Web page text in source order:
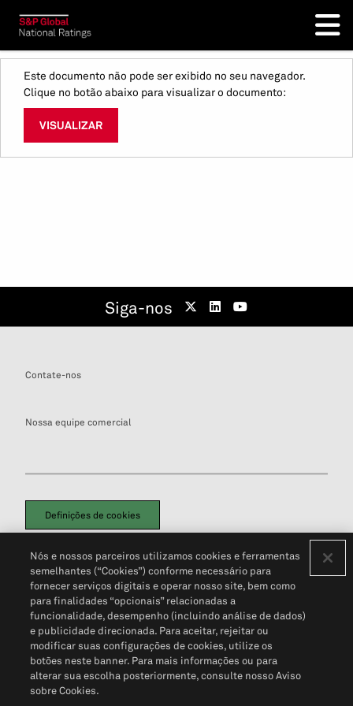
Este documento não pode ser exibido no seu navegador.
Clique no botão abaixo para visualizar o documento:
VISUALIZAR
Siga-nos
Contate-nos
Nossa equipe comercial
Definições de cookies
Política de PrivacidadePortal de privacidade do cliente (em inglês)
Não Venda Minhas Informações Pessoais© 2026 S&P Global
Nós e nossos parceiros utilizamos cookies e ferramentas
semelhantes (“Cookies”) conforme necessário para
fornecer serviços digitais e operar nosso site, bem como
para finalidades “opcionais” relacionadas a
funcionalidade, desempenho (incluindo análise de dados)
e publicidade direcionada. Para aceitar, rejeitar ou
modificar suas configurações de cookies, utilize os
botões neste banner. Para mais informações ou para
alterar sua escolha posteriormente, consulte nosso Aviso
sobre Cookies.